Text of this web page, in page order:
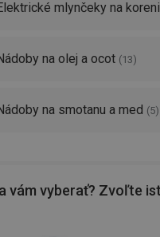
mlynčeky na
na olej a ocot (13)
na smotanu a med (5)
vám vyberať? Zvoľte